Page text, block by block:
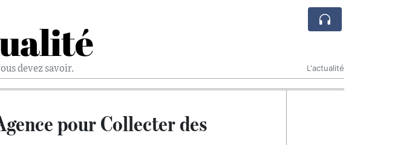
devez savoir. L'actualité
pour Collecter des